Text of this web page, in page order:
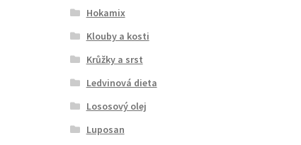
Hokamix
Klouby a kosti
Krůžky a srst
Ledvinová dieta
Lososový olej
Luposan